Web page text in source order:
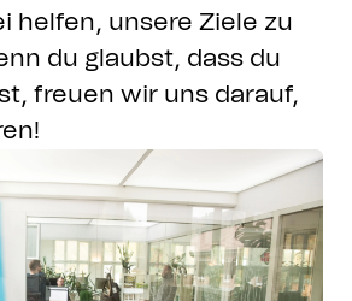
helfen, unsere Ziele zu
du glaubst, dass du
freuen wir uns darauf,